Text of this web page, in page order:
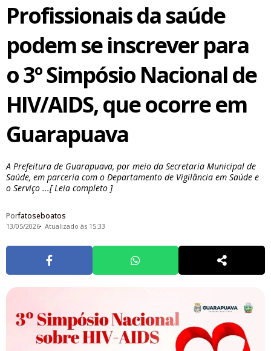
Profissionais da saúde
podem se inscrever para
o 3º Simpósio Nacional de
HIV/AIDS, que ocorre em
Guarapuava
A Prefeitura de Guarapuava, por meio da Secretaria Municipal de
Saúde, em parceria com o Departamento de Vigilância em Saúde e
o Serviço ...[ Leia completo ]
Porfatoseboatos
13/05/2026 Atualizado às 15:33